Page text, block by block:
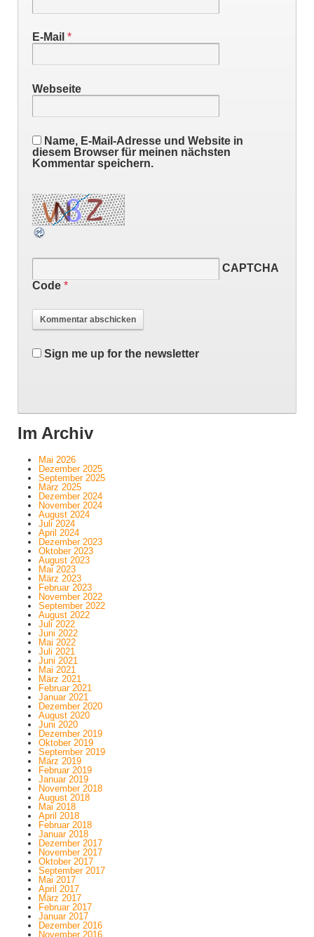
E-Mail *
Webseite
Name, E-Mail-Adresse und Website in
diesem Browser für meinen nächsten
Kommentar speichern.
CAPTCHA
Code *
Sign me up for the newsletter
Im Archiv
Mai 2026
Dezember 2025
September 2025
März 2025
Dezember 2024
November 2024
August 2024
Juli 2024
April 2024
Dezember 2023
Oktober 2023
August 2023
Mai 2023
März 2023
Februar 2023
November 2022
September 2022
August 2022
Juli 2022
Juni 2022
Mai 2022
Juli 2021
Juni 2021
Mai 2021
März 2021
Februar 2021
Januar 2021
Dezember 2020
August 2020
Juni 2020
Dezember 2019
Oktober 2019
September 2019
März 2019
Februar 2019
Januar 2019
November 2018
August 2018
Mai 2018
April 2018
Februar 2018
Januar 2018
Dezember 2017
November 2017
Oktober 2017
September 2017
Mai 2017
April 2017
März 2017
Februar 2017
Januar 2017
Dezember 2016
November 2016